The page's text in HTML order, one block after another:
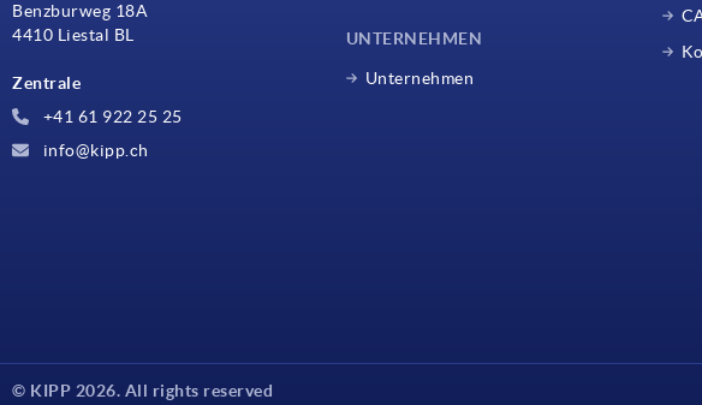
Benzburweg 18A
4410 Liestal BL
Zentrale
+41 61 922 25 25
info@kipp.ch
UNTERNEHMEN
Unternehmen
© KIPP 2026. All rights reserved